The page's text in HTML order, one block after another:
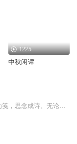
1225
中秋闲谭